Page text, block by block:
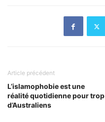
Article précédent
L’islamophobie est une
réalité quotidienne pour trop
d’Australiens